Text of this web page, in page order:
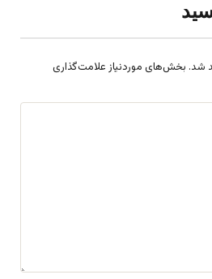
شد. بخش‌های موردنیاز علامت‌گذاری